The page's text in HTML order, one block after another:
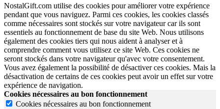
NostalGift.com utilise des cookies pour améliorer votre expérience
pendant que vous naviguez. Parmi ces cookies, les cookies classés
comme nécessaires sont stockés sur votre navigateur car ils sont
essentiels au fonctionnement de base du site Web. Nous utilisons
également des cookies tiers qui nous aident à analyser et à
comprendre comment vous utilisez ce site Web. Ces cookies ne
seront stockés dans votre navigateur qu'avec votre consentement.
Vous avez également la possibilité de désactiver ces cookies. Mais la
désactivation de certains de ces cookies peut avoir un effet sur votre
expérience de navigation.
Cookies nécessaires au bon fonctionnement
Cookies nécessaires au bon fonctionnement